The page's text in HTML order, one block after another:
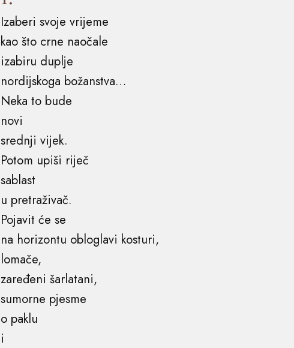
Izaberi svoje vrijeme
kao što crne naočale
izabiru duplje
nordijskoga božanstva…
Neka to bude
novi
srednji vijek.
Potom upiši riječ
sablast
u pretraživač.
Pojavit će se
na horizontu obloglavi kosturi,
lomače,
zaređeni šarlatani,
sumorne pjesme
o paklu
i